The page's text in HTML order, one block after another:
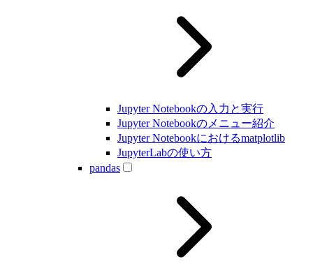
Jupyter Notebookの入力と実行
Jupyter Notebookのメニュー紹介
Jupyter Notebookにおけるmatplotlib
JupyterLabの使い方
pandas